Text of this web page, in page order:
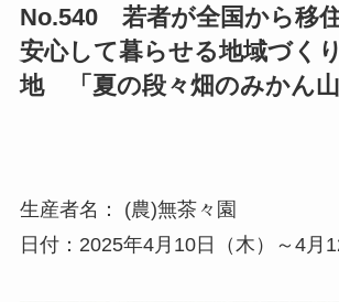
No.540 若者が全国から移
安心して暮らせる地域づく
地 「夏の段々畑のみかん山
生産者名： (農)無茶々園
日付：2025年4月10日（木）～4月